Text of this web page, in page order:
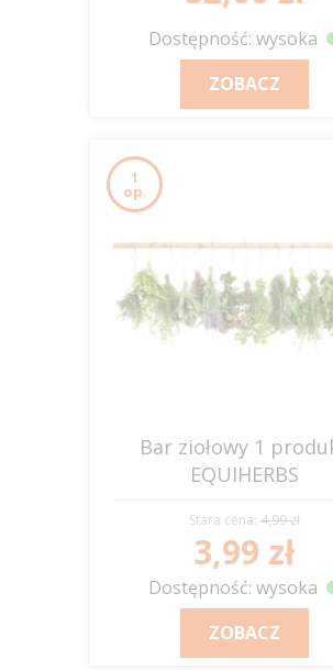
Dostępność: wysoka
ZOBACZ
1
op.
Bar ziołowy 1
EQUIHERBS
Stara cena: 4,99 zł
3,99 zł
Dostępność: wysoka
ZOBACZ